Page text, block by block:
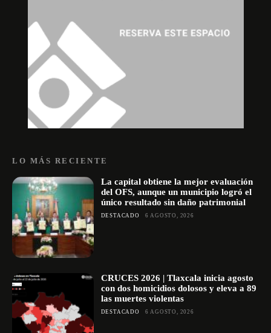
LO MÁS RECIENTE
La capital obtiene la mejor evaluación
del OFS, aunque un municipio logró el
único resultado sin daño patrimonial
DESTACADO 6 AGOSTO, 2026
CRUCES 2026 | Tlaxcala inicia agosto
con dos homicidios dolosos y eleva a 89
las muertes violentas
DESTACADO 6 AGOSTO, 2026